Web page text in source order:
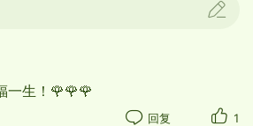
，不是两口子，逗你玩呢。
一生！🌹🌹🌹
回复 1